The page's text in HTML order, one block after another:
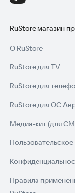
RuStore магазин
О RuStore
RuStore для TV
RuStore для
RuStore для ОС
Медиа-кит (для
Правила